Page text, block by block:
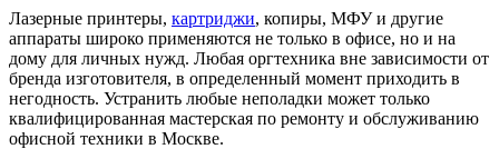
Лазерные принтеры, картриджи, копиры, МФУ и другие
аппараты широко применяются не только в офисе, но и на
дому для личных нужд. Любая оргтехника вне зависимости от
бренда изготовителя, в определенный момент приходить в
негодность. Устранить любые неполадки может только
квалифицированная мастерская по ремонту и обслуживанию
офисной техники в Москве.